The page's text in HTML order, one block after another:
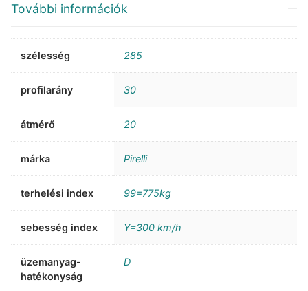
További információk
szélesség 285
profilarány 30
átmérő 20
márka Pirelli
terhelési index 99=775kg
sebesség index Y=300 km/h
üzemanyag-
hatékonyság
D